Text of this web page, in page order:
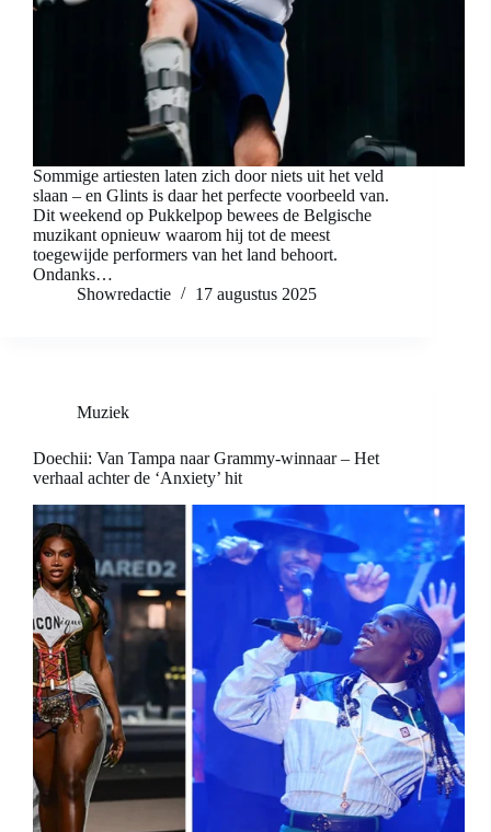
Sommige artiesten laten zich door niets uit het veld
slaan – en Glints is daar het perfecte voorbeeld van.
Dit weekend op Pukkelpop bewees de Belgische
muzikant opnieuw waarom hij tot de meest
toegewijde performers van het land behoort.
Ondanks…
Showredactie
17 augustus 2025
Muziek
Doechii: Van Tampa naar Grammy-winnaar – Het
verhaal achter de ‘Anxiety’ hit